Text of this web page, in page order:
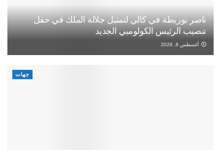
ناصر بوريطة في كالي لتمثيل جلالة الملك في حفل
تنصيب الرئيس الكولومبي الجديد
أغسطس 8, 2026
جهات